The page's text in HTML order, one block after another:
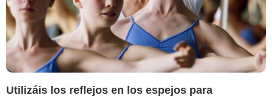
Utilizáis los reflejos en los espejos para